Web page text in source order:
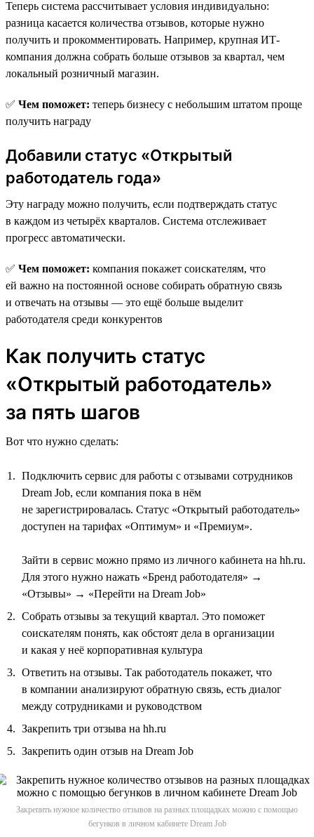
Теперь система рассчитывает условия индивидуально:
разница касается количества отзывов, которые нужно
получить и прокомментировать. Например, крупная ИТ-
компания должна собрать больше отзывов за квартал, чем
локальный розничный магазин.
✅ Чем поможет: теперь бизнесу с небольшим штатом проще
получить награду
Добавили статус «Открытый
работодатель года»
Эту награду можно получить, если подтверждать статус
в каждом из четырёх кварталов. Система отслеживает
прогресс автоматически.
✅ Чем поможет: компания покажет соискателям, что
ей важно на постоянной основе собирать обратную связь
и отвечать на отзывы — это ещё больше выделит
работодателя среди конкурентов
Как получить статус
«Открытый работодатель»
за пять шагов
Вот что нужно сделать:
Подключить сервис для работы с отзывами сотрудников
Dream Job, если компания пока в нём
не зарегистрировалась. Статус «Открытый работодатель»
доступен на тарифах «Оптимум» и «Премиум».
Зайти в сервис можно прямо из личного кабинета на hh.ru.
Для этого нужно нажать «Бренд работодателя» →
«Отзывы» → «Перейти на Dream Job»
Собрать отзывы за текущий квартал. Это поможет
соискателям понять, как обстоят дела в организации
и какая у неё корпоративная культура
Ответить на отзывы. Так работодатель покажет, что
в компании анализируют обратную связь, есть диалог
между сотрудниками и руководством
Закрепить три отзыва на hh.ru
Закрепить один отзыв на Dream Job
Закрепить нужное количество отзывов на разных площадках можно с помощью
бегунков в личном кабинете Dream Job